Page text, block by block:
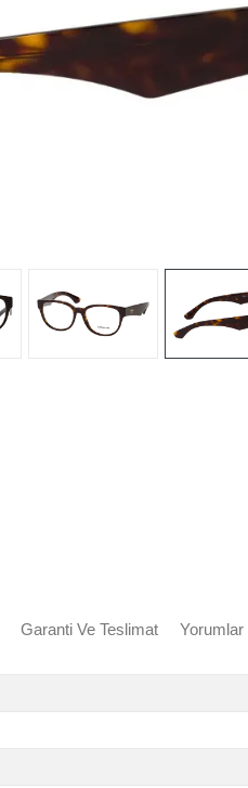
Garanti Ve Teslimat Yorumlar